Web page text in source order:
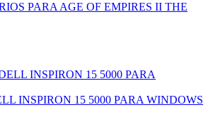
PARA AGE OF EMPIRES II THE
INSPIRON 15 5000 PARA WINDOWS